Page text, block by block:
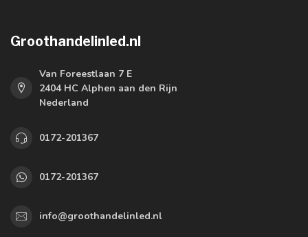
Groothandelinled.nl
Van Foreestlaan 7 E
2404 HC Alphen aan den Rijn
Nederland
0172-201367
0172-201367
info@groothandelinled.nl